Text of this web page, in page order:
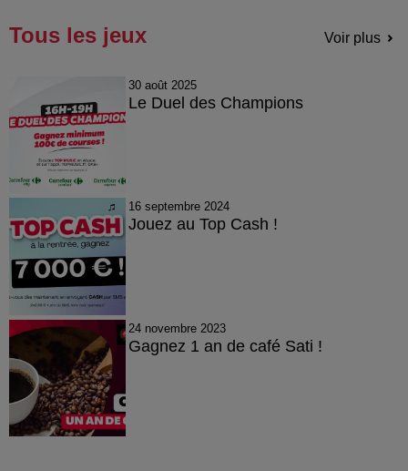
Tous les jeux Voir plus
30 août 2025
Le Duel des Champions
16 septembre 2024
Jouez au Top Cash !
24 novembre 2023
Gagnez 1 an de café Sati !